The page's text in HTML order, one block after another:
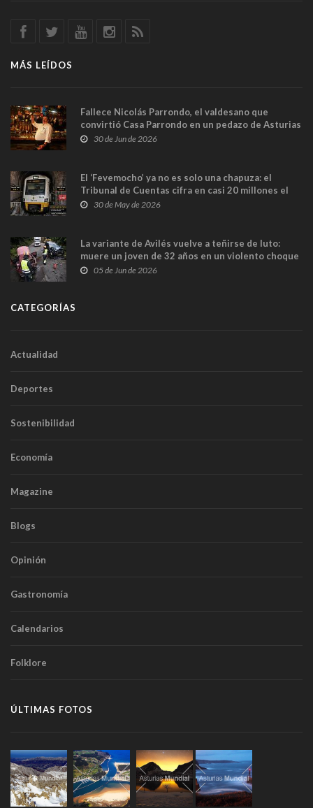
MÁS LEÍDOS
Fallece Nicolás Parrondo, el valdesano que
convirtió Casa Parrondo en un pedazo de Asturias
en Madrid
30 de Jun de 2026
El ‘Fevemocho’ ya no es solo una chapuza: el
Tribunal de Cuentas cifra en casi 20 millones el
sobrecoste de los trenes que no cabían por los
30 de May de 2026
La variante de Avilés vuelve a teñirse de luto:
muere un joven de 32 años en un violento choque
frontal
05 de Jun de 2026
CATEGORÍAS
Actualidad
Deportes
Sostenibilidad
Economía
Magazine
Blogs
Opinión
Gastronomía
Calendarios
Folklore
ÚLTIMAS FOTOS